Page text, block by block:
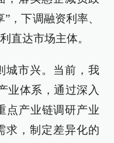
，下调融资利率、
直达市场主体。
城市兴。当前，我
业体系，通过深入
点产业链调研产业
求，制定差异化的